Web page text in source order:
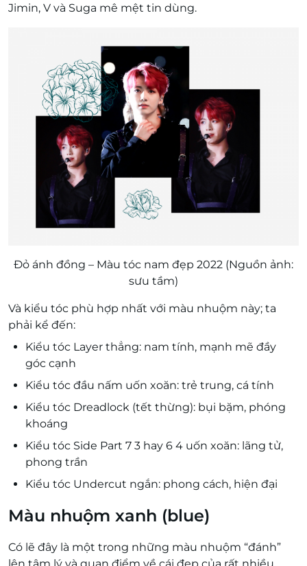
Jimin, V và Suga mê mệt tin dùng.
Đỏ ánh đồng – Màu tóc nam đẹp 2022 (Nguồn ảnh:
sưu tầm)
Và kiểu tóc phù hợp nhất với màu nhuộm này; ta
phải kể đến:
Kiểu tóc Layer thẳng: nam tính, mạnh mẽ đầy
góc cạnh
Kiểu tóc đầu nấm uốn xoăn: trẻ trung, cá tính
Kiểu tóc Dreadlock (tết thừng): bụi bặm, phóng
khoáng
Kiểu tóc Side Part 7 3 hay 6 4 uốn xoăn: lãng tử,
phong trần
Kiểu tóc Undercut ngắn: phong cách, hiện đại
Màu nhuộm xanh (blue)
Có lẽ đây là một trong những màu nhuộm “đánh”
lên tâm lý và quan điểm về cái đẹp của rất nhiều